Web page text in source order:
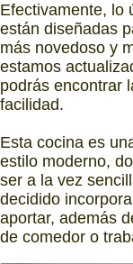
Efectivamente, lo
están diseñadas
más novedoso y
estamos
podrás encontrar
facilidad.
Esta cocina es
estilo moderno,
ser a la vez
decidido
aportar, además
de comedor o